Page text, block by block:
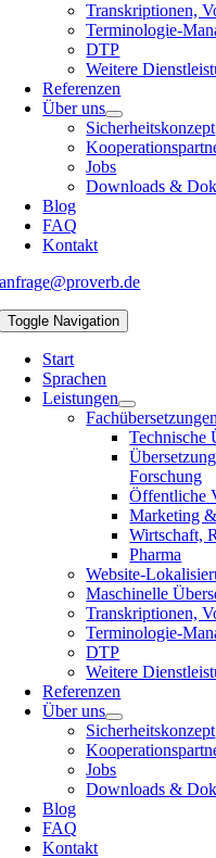
Transkriptionen,
Terminologie-
DTP
Weitere
Referenzen
Über uns
Sicherheitskonzept
Jobs
Downloads &
Blog
FAQ
Kontakt
anfrage@proverb.de
Toggle Navigation
Start
Sprachen
Leistungen
Technische
Forschung
Öffentliche
Marketing
Wirtschaft,
Pharma
Website-
Maschinelle
Transkriptionen,
Terminologie-
DTP
Weitere
Referenzen
Über uns
Sicherheitskonzept
Jobs
Downloads &
Blog
FAQ
Kontakt